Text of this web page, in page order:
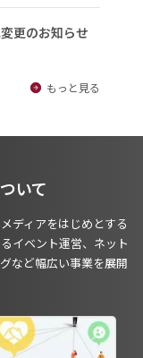
更のお知らせ
もっと見る
いて
ディアをはじめとする
イベント運営、ネット
など幅広い事業を展開